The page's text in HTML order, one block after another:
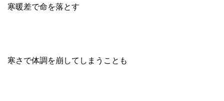
寒暖差で命を落とす
寒さで体調を崩してしまうことも